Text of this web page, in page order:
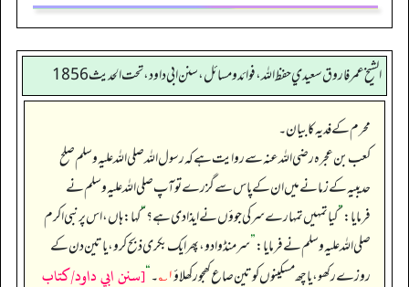
الشيخ عمر فاروق سعيدي حفظ الله، فوائد و مسائل، سنن ابي داود ، تحت الحديث 1856
محرم کے فدیہ کا بیان۔
کعب بن عجرہ رضی اللہ عنہ سے روایت ہے کہ رسول اللہ صلی اللہ علیہ وسلم صلح
حدیبیہ کے زمانے میں ان کے پاس سے گزرے تو آپ صلی اللہ علیہ وسلم نے
فرمایا:”کیا تمہیں تمہارے سر کی جوؤں نے ایذا دی ہے؟“کہا: ہاں، اس پر نبی اکرم
صلی اللہ علیہ وسلم نے فرمایا:”سر منڈوا دو، پھر ایک بکری ذبح کرو، یا تین دن کے
روزے رکھو، یا چھ مسکینوں کو تین صاع کھجور کھلاؤ۱؎ ۔‏‏‏‏“[سنن ابي داود/كتاب